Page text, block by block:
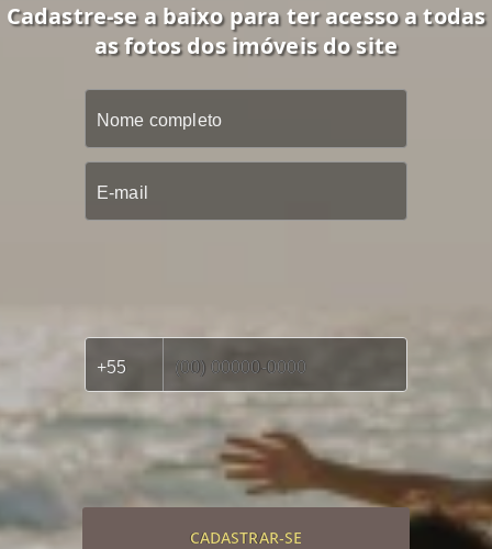
Cadastre-se a baixo para ter acesso a todas
as fotos dos imóveis do site
CADASTRAR-SE